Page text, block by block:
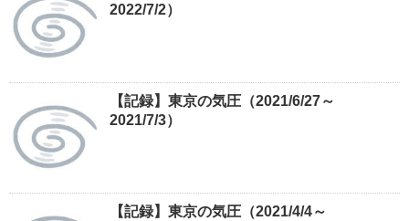
2022/7/2）
【記録】東京の気圧（2021/6/27～
2021/7/3）
【記録】東京の気圧（2021/4/4～